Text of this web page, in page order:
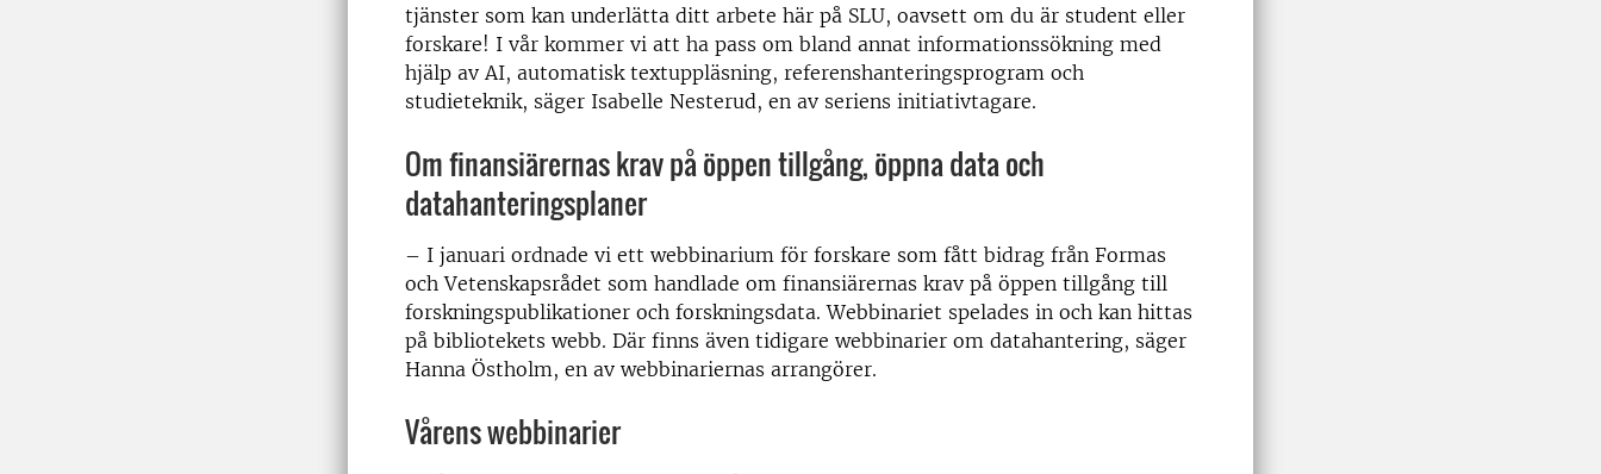
tjänster som kan underlätta ditt arbete här på SLU, oavsett om du är student eller
forskare! I vår kommer vi att ha pass om bland annat informationssökning med
hjälp av AI, automatisk textuppläsning, referenshanteringsprogram och
studieteknik, säger Isabelle Nesterud, en av seriens initiativtagare.
Om finansiärernas krav på öppen tillgång, öppna data och
datahanteringsplaner
– I januari ordnade vi ett webbinarium för forskare som fått bidrag från Formas
och Vetenskapsrådet som handlade om finansiärernas krav på öppen tillgång till
forskningspublikationer och forskningsdata. Webbinariet spelades in och kan hittas
på bibliotekets webb. Där finns även tidigare webbinarier om datahantering, säger
Hanna Östholm, en av webbinariernas arrangörer.
Vårens webbinarier